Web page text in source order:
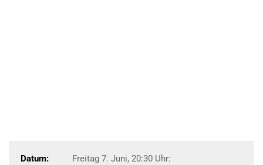
Datum:
Freitag 7. Juni, 20:30 Uhr: